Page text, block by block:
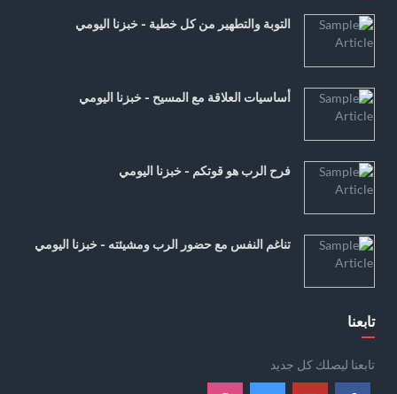
التوبة والتطهير من كل خطية - خبزنا اليومي
أساسيات العلاقة مع المسيح - خبزنا اليومي
فرح الرب هو قوتكم - خبزنا اليومي
تناغم النفس مع حضور الرب ومشيئته - خبزنا اليومي
تابعنا
تابعنا ليصلك كل جديد